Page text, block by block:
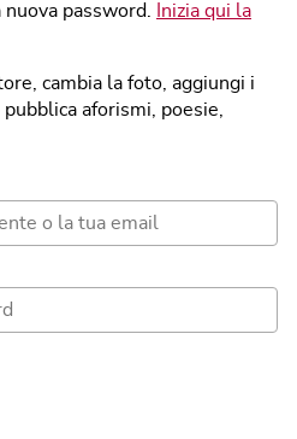
password.
Inizia qui la
cambia la foto, aggiungi i
aforismi, poesie,